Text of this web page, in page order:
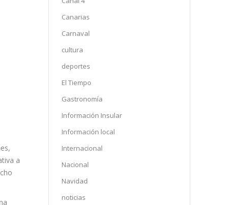
a
Canarias
Carnaval
cultura
deportes
El Tiempo
Gastronomía
Información Insular
Información local
Internacional
Nacional
Navidad
noticias